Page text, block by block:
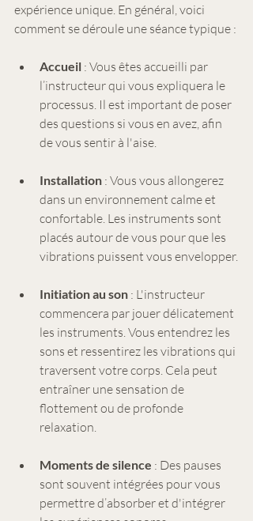
expérience unique. En général, voici
comment se déroule une séance typique :
Accueil : Vous êtes accueilli par
l’instructeur qui vous expliquera le
processus. Il est important de poser
des questions si vous en avez, afin
de vous sentir à l'aise.
Installation : Vous vous allongerez
dans un environnement calme et
confortable. Les instruments sont
placés autour de vous pour que les
vibrations puissent vous envelopper.
Initiation au son : L'instructeur
commencera par jouer délicatement
les instruments. Vous entendrez les
sons et ressentirez les vibrations qui
traversent votre corps. Cela peut
entraîner une sensation de
flottement ou de profonde
relaxation.
Moments de silence : Des pauses
sont souvent intégrées pour vous
permettre d’absorber et d'intégrer